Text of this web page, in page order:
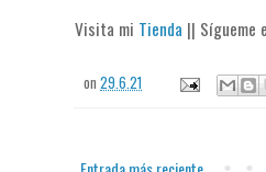
Visita mi Tienda || Sígueme
on29.6.21